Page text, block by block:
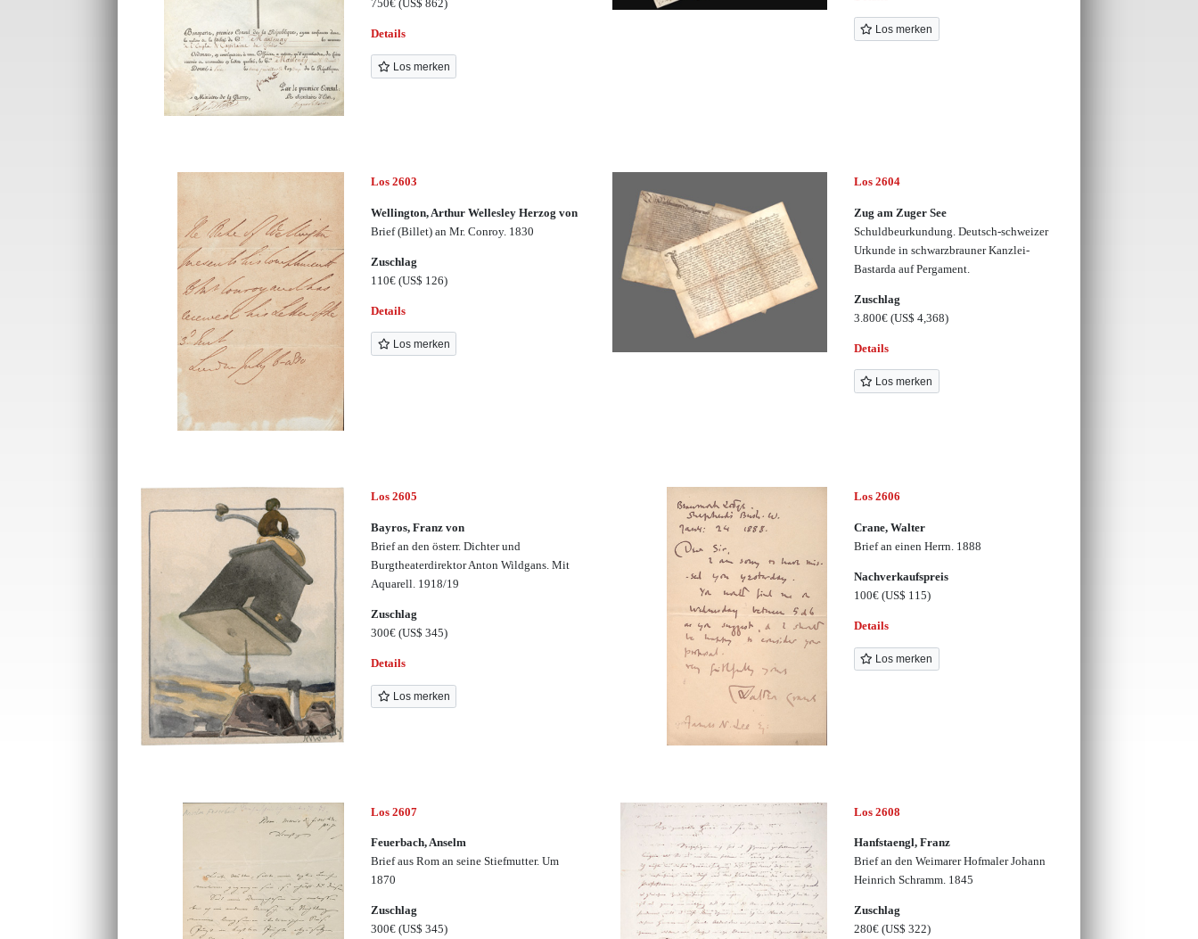
750€(US$ 862)
Details
Los merken
Los merken
Los 2603
Wellington, Arthur Wellesley Herzog von
Brief (Billet) an Mr. Conroy. 1830
Zuschlag
110€(US$ 126)
Details
Los merken
Los 2604
Zug am Zuger See
Schuldbeurkundung. Deutsch-schweizer
Urkunde in schwarzbrauner Kanzlei-
Bastarda auf Pergament.
Zuschlag
3.800€ (US$ 4,368)
Details
Los merken
Los 2605
Bayros, Franz von
Brief an den österr. Dichter und
Burgtheaterdirektor Anton Wildgans. Mit
Aquarell. 1918/19
Zuschlag
300€(US$ 345)
Details
Los merken
Los 2606
Crane, Walter
Brief an einen Herrn. 1888
Nachverkaufspreis
100€ (US$ 115)
Details
Los merken
Los 2607
Feuerbach, Anselm
Brief aus Rom an seine Stiefmutter. Um
1870
Zuschlag
300€(US$ 345)
Los 2608
Hanfstaengl, Franz
Brief an den Weimarer Hofmaler Johann
Heinrich Schramm. 1845
Zuschlag
280€ (US$ 322)